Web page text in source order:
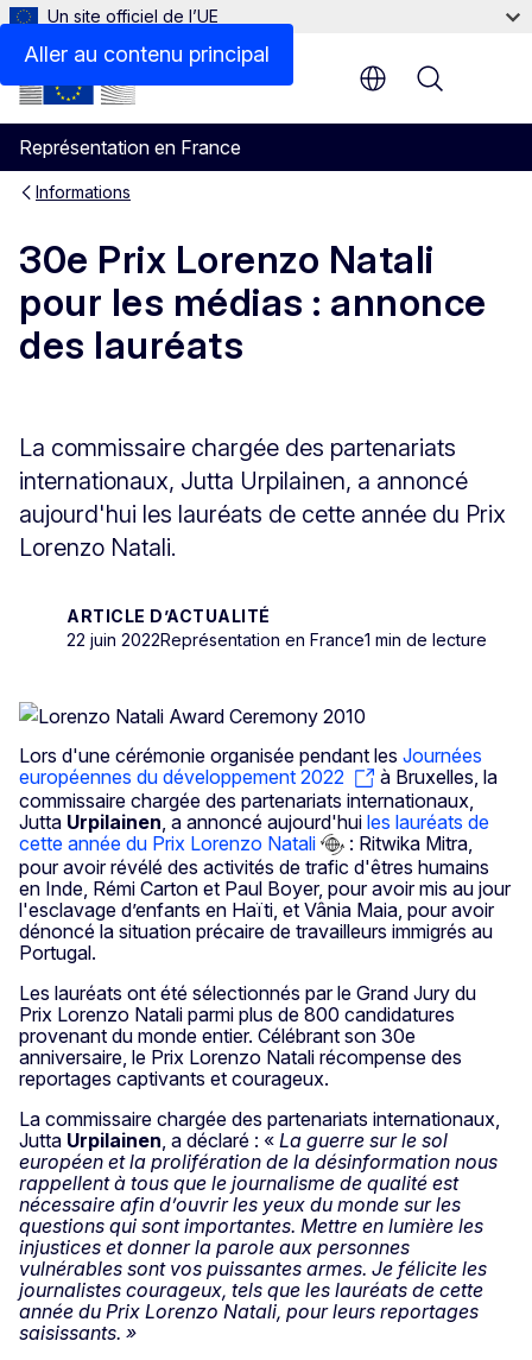
Aller au contenu principal
Un site officiel de l’UE
Représentation en France
Menu
Informations
30e Prix Lorenzo Natali
pour les médias : annonce
des lauréats
La commissaire chargée des partenariats
internationaux, Jutta Urpilainen, a annoncé
aujourd'hui les lauréats de cette année du Prix
Lorenzo Natali.
ARTICLE D’ACTUALITÉ
22 juin 2022Représentation en France1 min de lecture
Lors d'une cérémonie organisée pendant les Journées
européennes du développement 2022
à Bruxelles, la
commissaire chargée des partenariats internationaux,
Jutta Urpilainen , a annoncé aujourd'hui les lauréats de
cette année du Prix Lorenzo Natali
: Ritwika Mitra,
pour avoir révélé des activités de trafic d'êtres humains
en Inde, Rémi Carton et Paul Boyer, pour avoir mis au jour
l'esclavage d’enfants en Haïti, et Vânia Maia, pour avoir
dénoncé la situation précaire de travailleurs immigrés au
Portugal.
Les lauréats ont été sélectionnés par le Grand Jury du
Prix Lorenzo Natali parmi plus de 800 candidatures
provenant du monde entier. Célébrant son 30e
anniversaire, le Prix Lorenzo Natali récompense des
reportages captivants et courageux.
La commissaire chargée des partenariats internationaux,
Jutta Urpilainen, a déclaré : « La guerre sur le sol
européen et la prolifération de la désinformation nous
rappellent à tous que le journalisme de qualité est
nécessaire afin d’ouvrir les yeux du monde sur les
questions qui sont importantes. Mettre en lumière les
injustices et donner la parole aux personnes
vulnérables sont vos puissantes armes. Je félicite les
journalistes courageux, tels que les lauréats de cette
année du Prix Lorenzo Natali, pour leurs reportages
saisissants. »